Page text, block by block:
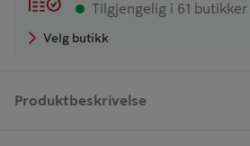
Tilgjengelig i 61 butikker
Velg butikk
Produktbeskrivelse